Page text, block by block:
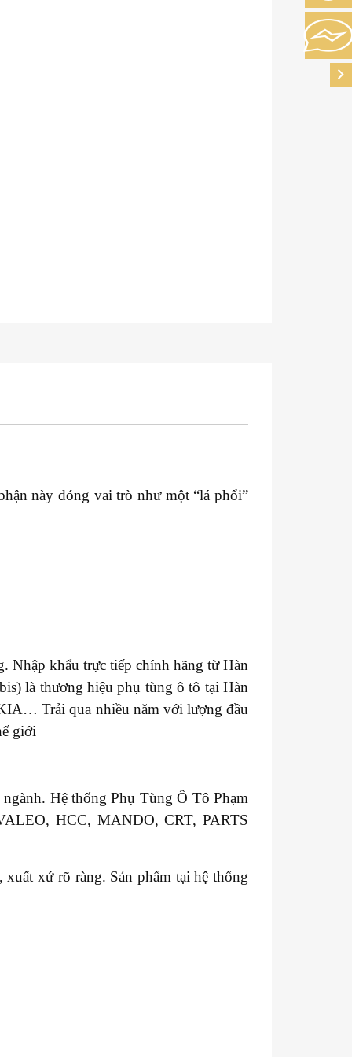
này đóng vai trò như một “lá phổi”
Nhập khẩu trực tiếp chính hãng từ Hàn
là thương hiệu phụ tùng ô tô tại Hàn
Trải qua nhiều năm với lượng đầu
giới
Hệ thống Phụ Tùng Ô Tô Phạm
HCC, MANDO, CRT, PARTS
xứ rõ ràng. Sản phẩm tại hệ thống